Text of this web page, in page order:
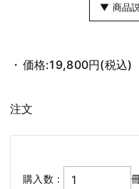
▼ 商品
価格:19,800円(税込)
注文
購入数：